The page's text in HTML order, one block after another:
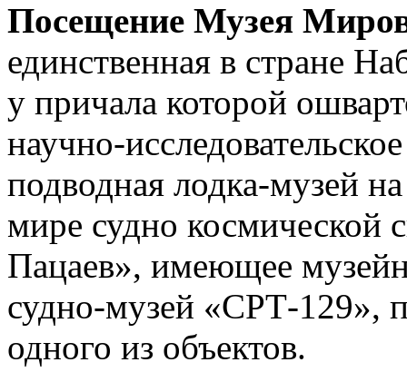
Посещение Музея
единственная в стране
у причала которой
научно-
подводная лодка-музей
мире судно космической
Пацаев», имеющее
судно-музей «СРТ-129»,
одного из объектов.